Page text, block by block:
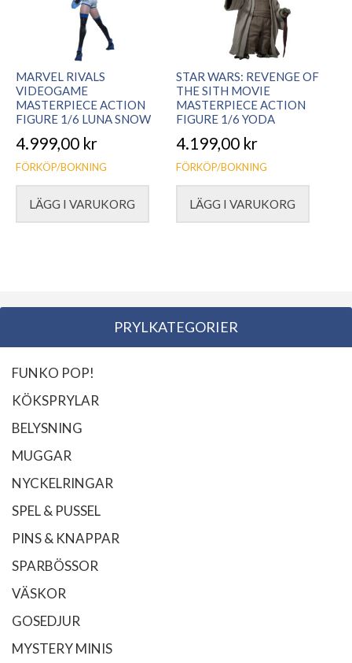
MARVEL RIVALS
VIDEOGAME
MASTERPIECE ACTION
FIGURE 1/6 LUNA SNOW
4.999,00 kr
FÖRKÖP/BOKNING
LÄGG I VARUKORG
STAR WARS: REVENGE OF
THE SITH MOVIE
MASTERPIECE ACTION
FIGURE 1/6 YODA
4.199,00 kr
FÖRKÖP/BOKNING
LÄGG I VARUKORG
PRYLKATEGORIER
FUNKO POP!
KÖKSPRYLAR
BELYSNING
MUGGAR
NYCKELRINGAR
SPEL & PUSSEL
PINS & KNAPPAR
SPARBÖSSOR
VÄSKOR
GOSEDJUR
MYSTERY MINIS